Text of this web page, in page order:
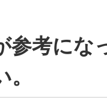
参考にな